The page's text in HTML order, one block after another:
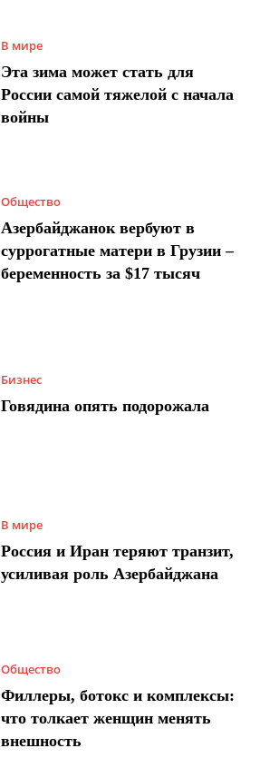
В мире
Эта зима может стать для
России самой тяжелой с начала
войны
Общество
Азербайджанок вербуют в
суррогатные матери в Грузии –
беременность за $17 тысяч
Бизнес
Говядина опять подорожала
В мире
Россия и Иран теряют транзит,
усиливая роль Азербайджана
Общество
Филлеры, ботокс и комплексы:
что толкает женщин менять
внешность